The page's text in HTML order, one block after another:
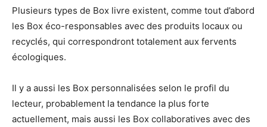
Plusieurs types de Box livre existent, comme tout d’abord
les Box éco-responsables avec des produits locaux ou
recyclés, qui correspondront totalement aux fervents
écologiques.
Il y a aussi les Box personnalisées selon le profil du
lecteur, probablement la tendance la plus forte
actuellement, mais aussi les Box collaboratives avec des